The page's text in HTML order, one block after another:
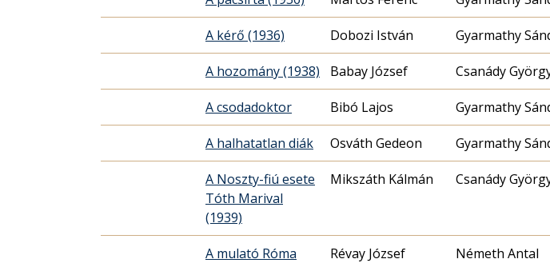
A kérő (1936) Dobozi István Gyarmathy
A hozomány (1938) Babay József Csanády
A csodadoktor Bibó Lajos Gyarmathy
A halhatatlan diák Osváth Gedeon Gyarmathy
A Noszty-fiú esete
Tóth Marival
(1939)
Mikszáth Kálmán Csanády
A mulató Róma Révay József Németh Antal